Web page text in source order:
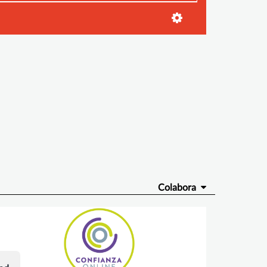
Colabora